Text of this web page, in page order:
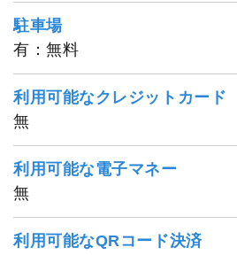
駐車場
有：無料
利用可能なクレジットカード
無
利用可能な電子マネー
無
利用可能なQRコード決済